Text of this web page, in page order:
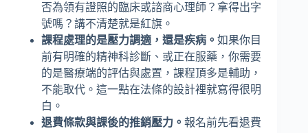
否為領有證照的臨床或諮商心理師？拿得出字
號嗎？講不清楚就是紅旗。
課程處理的是壓力調適，還是疾病。 如果你目
前有明確的精神科診斷、或正在服藥，你需要
的是醫療端的評估與處置，課程頂多是輔助，
不能取代。這一點在法條的設計裡就寫得很明
白。
退費條款與課後的推銷壓力。 報名前先看退費